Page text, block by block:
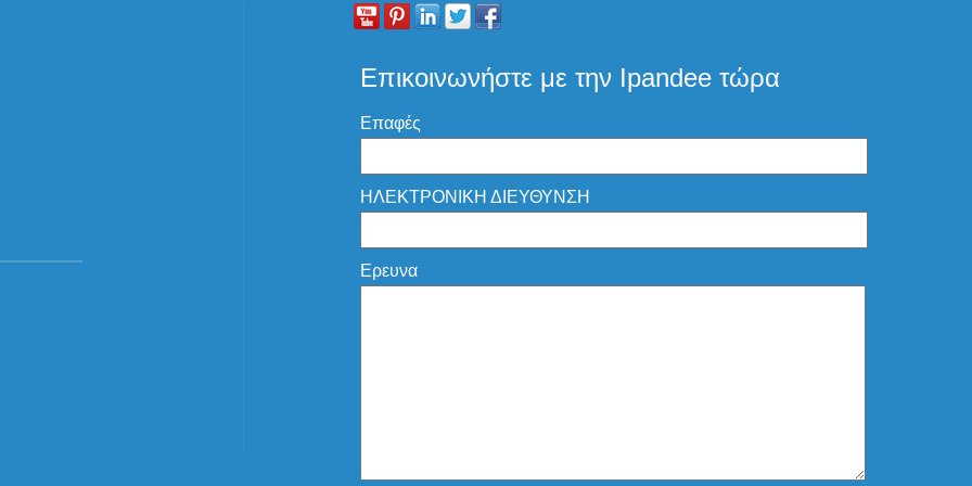
Επικοινωνήστε με την Ipandee τώρα
Επαφές
ΗΛΕΚΤΡΟΝΙΚΗ ΔΙΕΥΘΥΝΣΗ
Ερευνα